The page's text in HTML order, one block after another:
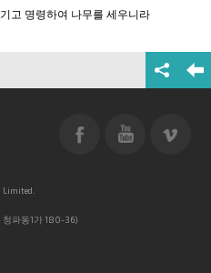
고 명령하여 나무를 세우니라
Limited.
청파동1가 180-36)